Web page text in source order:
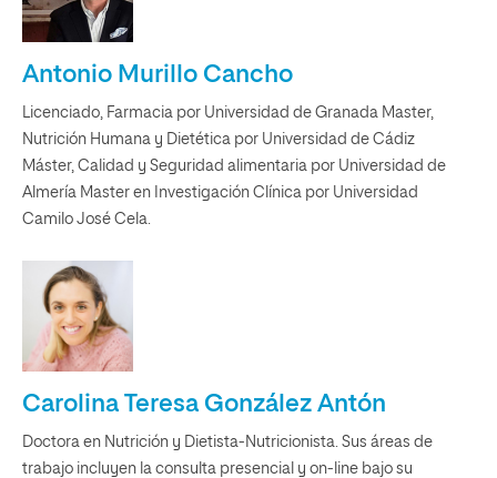
Antonio Murillo Cancho
Licenciado, Farmacia por Universidad de Granada Master,
Nutrición Humana y Dietética por Universidad de Cádiz
Máster, Calidad y Seguridad alimentaria por Universidad de
Almería Master en Investigación Clínica por Universidad
Camilo José Cela.
Carolina Teresa González Antón
Doctora en Nutrición y Dietista-Nutricionista. Sus áreas de
trabajo incluyen la consulta presencial y on-line bajo su